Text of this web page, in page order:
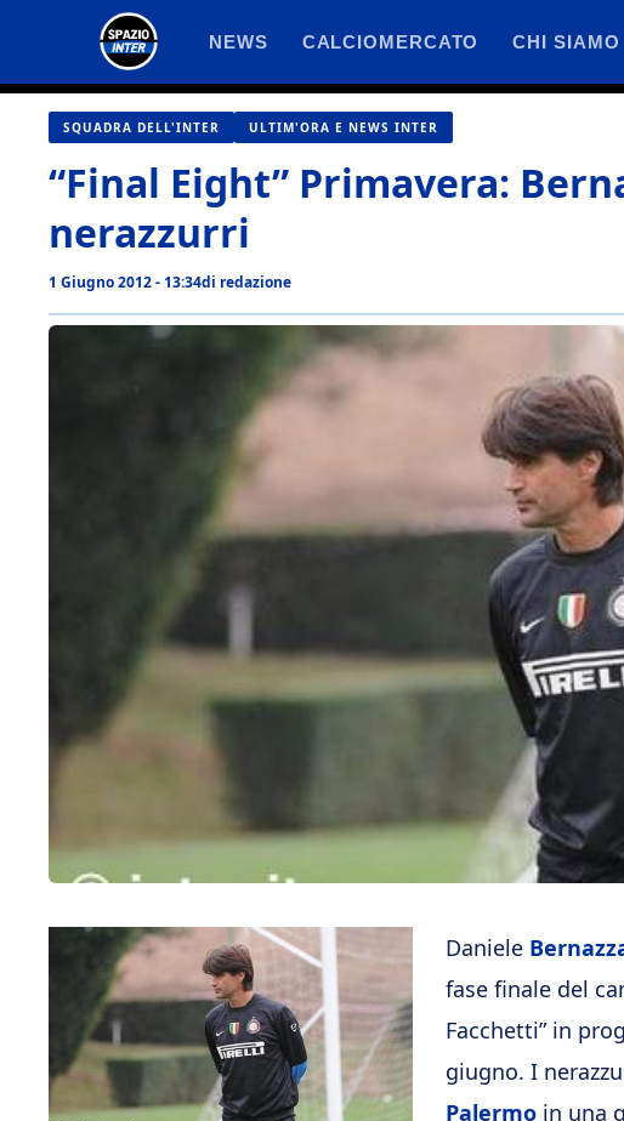
contenuto
NEWS CALCIOMERCATO CHI SIAMO
SQUADRA DELL'INTER ULTIM'ORA E NEWS INTER
“Final Eight” Primavera:
nerazzurri
1 Giugno 2012 - 13:34di redazione
Daniele
fase finale del
Facchetti” in
giugno. I
Palermo in una